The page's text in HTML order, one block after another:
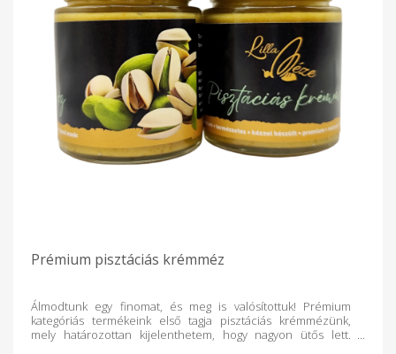
Prémium pisztáciás krémméz
Álmodtunk egy finomat, és meg is valósítottuk! Prémium
kategóriás termékeink első tagja pisztáciás krémmézünk,
mely határozottan kijelenthetem, hogy nagyon ütős lett.